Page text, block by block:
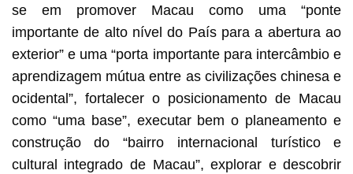
se em promover Macau como uma “ponte
importante de alto nível do País para a abertura ao
exterior” e uma “porta importante para intercâmbio e
aprendizagem mútua entre as civilizações chinesa e
ocidental”, fortalecer o posicionamento de Macau
como “uma base”, executar bem o planeamento e
construção do “bairro internacional turístico e
cultural integrado de Macau”, explorar e descobrir